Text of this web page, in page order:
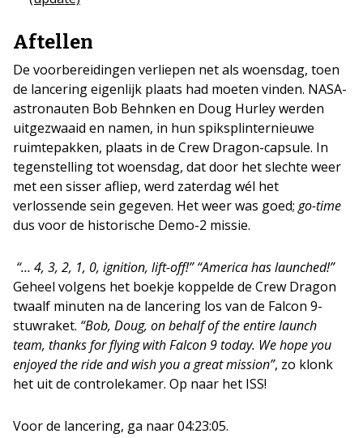
Aftellen
De voorbereidingen verliepen net als woensdag, toen
de lancering eigenlijk plaats had moeten vinden. NASA-
astronauten Bob Behnken en Doug Hurley werden
uitgezwaaid en namen, in hun spiksplinternieuwe
ruimtepakken, plaats in de Crew Dragon-capsule. In
tegenstelling tot woensdag, dat door het slechte weer
met een sisser afliep, werd zaterdag wél het
verlossende sein gegeven. Het weer was goed; go-time
dus voor de historische Demo-2 missie.
“… 4, 3, 2, 1, 0, ignition, lift-off!” “America has launched!”
Geheel volgens het boekje koppelde de Crew Dragon
twaalf minuten na de lancering los van de Falcon 9-
stuwraket. “Bob, Doug, on behalf of the entire launch
team, thanks for flying with Falcon 9 today. We hope you
enjoyed the ride and wish you a great mission”, zo klonk
het uit de controlekamer. Op naar het ISS!
Voor de lancering, ga naar 04:23:05.